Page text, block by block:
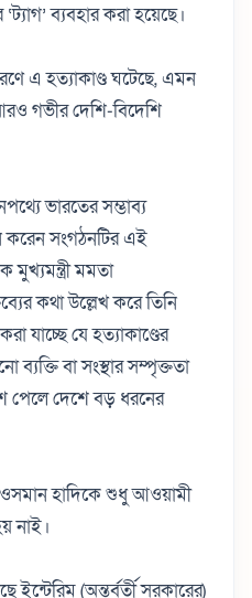
ব্যবহার করা হয়েছে।
এ হত্যাকাণ্ড ঘটেছে, এমন
গভীর দেশি-বিদেশি
ভারতের সম্ভাব্য
করেন সংগঠনটির এই
মুখ্যমন্ত্রী মমতা
কথা উল্লেখ করে তিনি
যাচ্ছে যে হত্যাকাণ্ডের
বা সংস্থার সম্পৃক্ততা
পেলে দেশে বড় ধরনের
হাদিকে শুধু আওয়ামী
নাই।
(অন্তর্বর্তী সরকারের)